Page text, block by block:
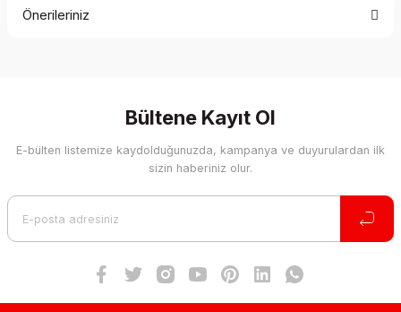
Önerileriniz
Görüş ve önerileriniz için teşekkür ederiz.
Ürün resmi kalitesiz, bozuk veya görüntülenemiyor.
Bültene Kayıt Ol
E-bülten listemize kaydolduğunuzda, kampanya ve duyurulardan ilk
sizin haberiniz olur.